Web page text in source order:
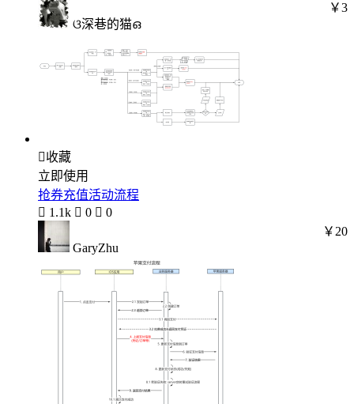
ଓ深巷的猫ഒ
￥3
收藏
立即使用
抢券充值活动流程
 1.1k  0  0
GaryZhu
￥20